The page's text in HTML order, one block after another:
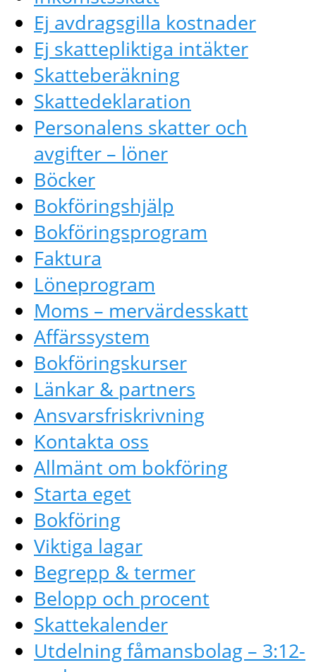
Ej avdragsgilla kostnader
Ej skattepliktiga intäkter
Skatteberäkning
Skattedeklaration
Personalens skatter och
avgifter – löner
Böcker
Bokföringshjälp
Bokföringsprogram
Faktura
Löneprogram
Moms – mervärdesskatt
Affärssystem
Bokföringskurser
Länkar & partners
Ansvarsfriskrivning
Kontakta oss
Allmänt om bokföring
Starta eget
Bokföring
Viktiga lagar
Begrepp & termer
Belopp och procent
Skattekalender
Utdelning fåmansbolag – 3:12-